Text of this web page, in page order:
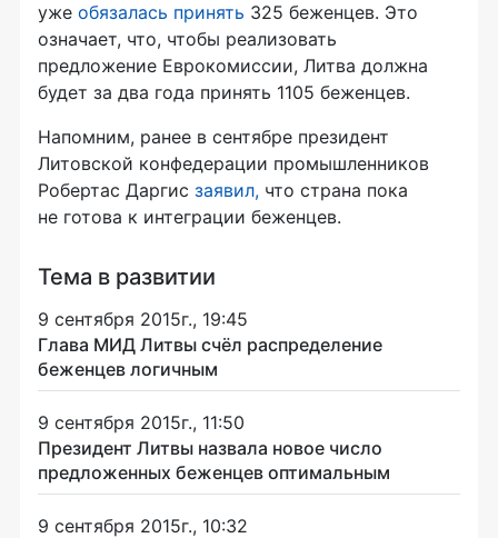
уже обязалась принять 325 беженцев. Это
означает, что, чтобы реализовать
предложение Еврокомиссии, Литва должна
будет за два года принять 1105 беженцев.
Напомним, ранее в сентябре президент
Литовской конфедерации промышленников
Робертас Даргис заявил, что страна пока
не готова к интеграции беженцев.
Тема в развитии
9 сентября 2015г., 19:45
Глава МИД Литвы счёл распределение
беженцев логичным
9 сентября 2015г., 11:50
Президент Литвы назвала новое число
предложенных беженцев оптимальным
9 сентября 2015г., 10:32